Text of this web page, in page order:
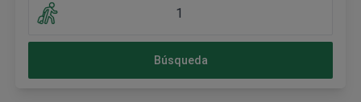
1
Búsqueda